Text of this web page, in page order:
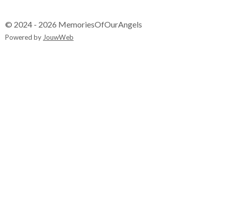
© 2024 - 2026 MemoriesOfOurAngels
Powered byJouwWeb